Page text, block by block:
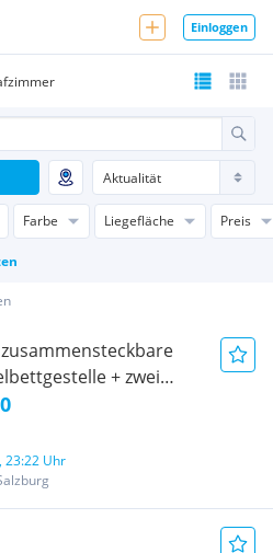
Einloggen
Farbe Liegefläche Preis
+ zwei
iKEA
23:22 Uhr